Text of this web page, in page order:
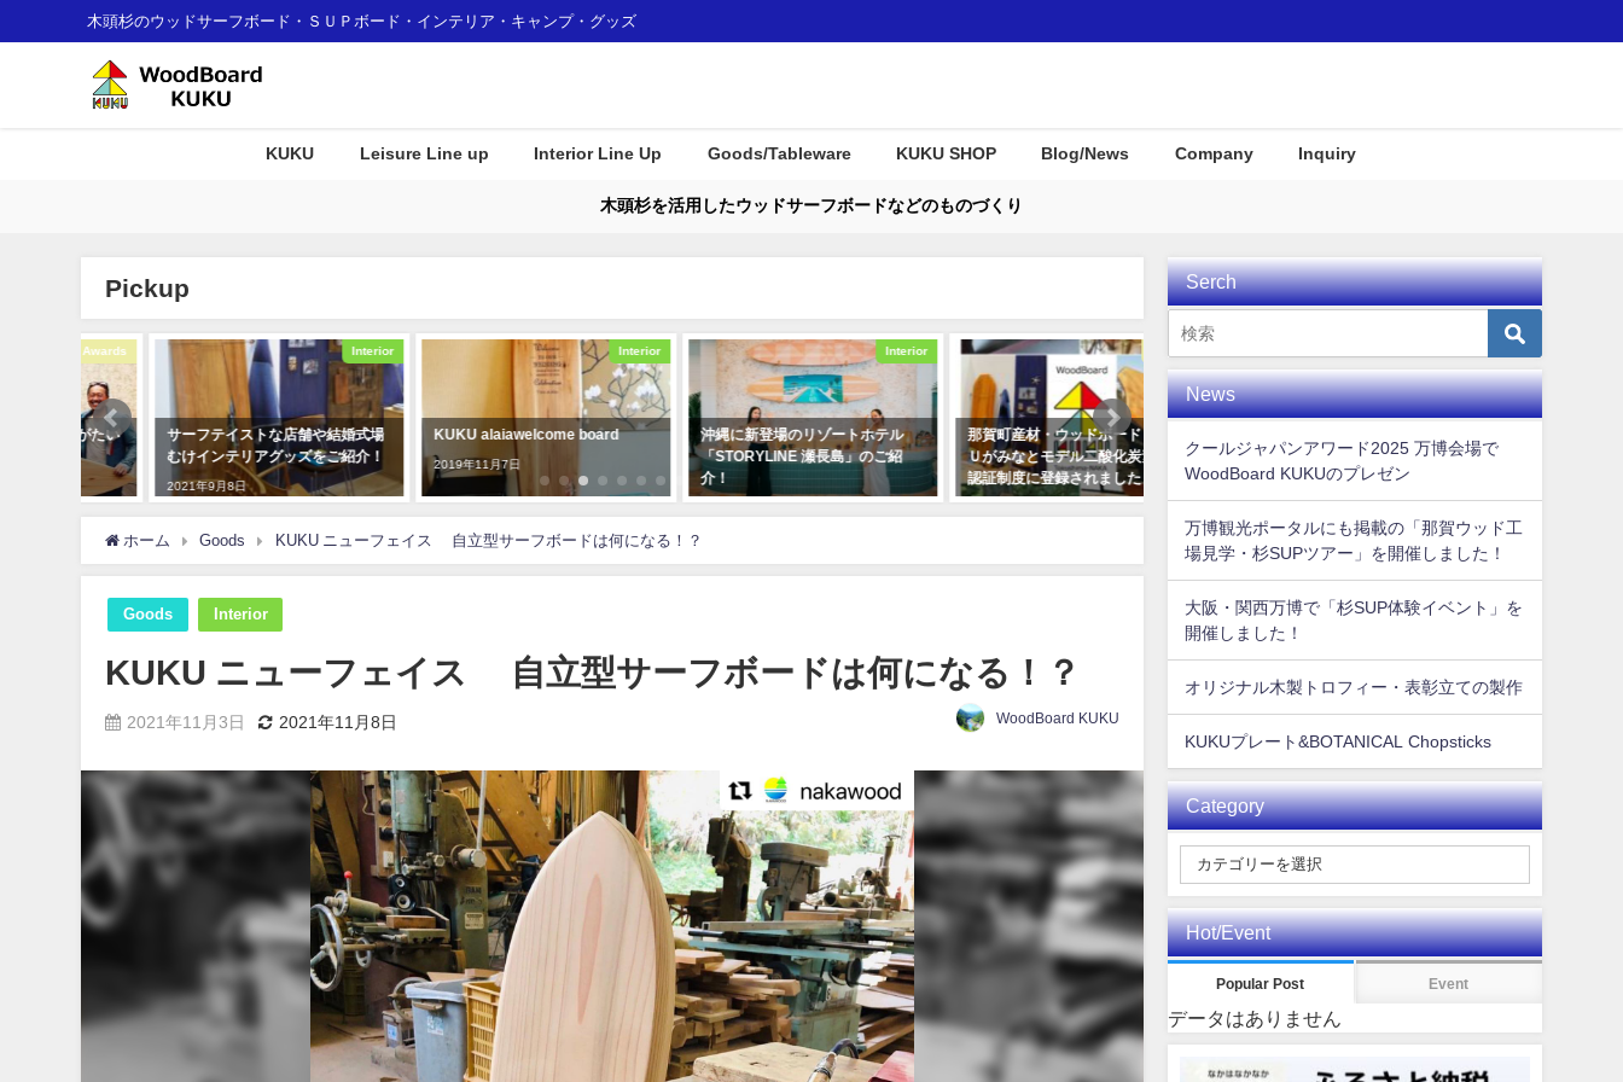
木頭杉のウッドサーフボード・ＳＵＰボード・インテリア・キャンプ・グッズ
KUKU Leisure Line up Interior Line Up Goods/Tableware KUKU SHOP Blog/News Company Inquiry
木頭杉を活用したウッドサーフボードなどのものづくり
Pickup
Interior
サーフテイストな店舗や結婚式場
むけインテリアグッズをご紹介！
2021年9月8日
Interior
KUKU alaiawelcome board
2019年11月7日
Interior
沖縄に新登場のリゾートホテル
「STORYLINE 瀬長島」のご紹
介！
Awards
那賀町産材・ウッドボードＫＵＫ
Ｕがみなとモデル二酸化炭素固定
認証制度に登録されました！
イ @リゾナーレ熱海
に向けてKUKUムービーが
ホーム Goods KUKU ニューフェイス 自立型サーフボードは何になる！？
Goods Interior
KUKU ニューフェイス 自立型サーフボードは何になる！？
2021年11月3日 2021年11月8日 WoodBoard KUKU
Serch
News
クールジャパンアワード2025 万博会場で
WoodBoard KUKUのプレゼン
万博観光ポータルにも掲載の「那賀ウッド工
場見学・杉SUPツアー」を開催しました！
大阪・関西万博で「杉SUP体験イベント」を
開催しました！
オリジナル木製トロフィー・表彰立ての製作
KUKUプレート&BOTANICAL Chopsticks
Category
Hot/Event
Popular Post Event
データはありません